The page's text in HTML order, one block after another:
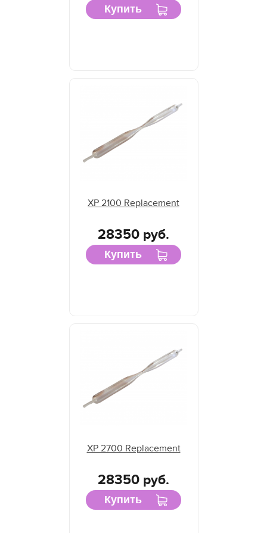
Купить
XP 2100 Replacement
28350 руб.
Купить
XP 2700 Replacement
28350 руб.
Купить